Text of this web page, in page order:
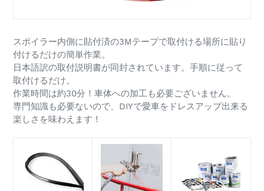
スポイラー内側に貼付済の3Mテープで取付ける場所に貼り
付けるだけの簡単作業。
日本語訳の取付説明書が同封されています。手順に従って
取付けるだけ。
作業時間は約30分！車体への加工も必要ございません。
専門知識も必要ないので、DIYで愛車をドレスアップ出来る
楽しさを味わえます！